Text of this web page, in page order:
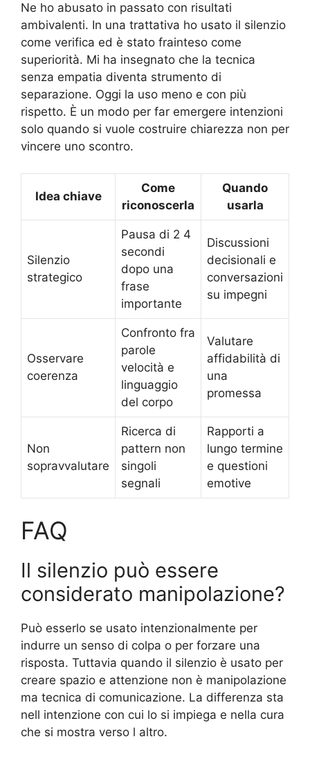
Ne ho abusato in passato con risultati
ambivalenti. In una trattativa ho usato il silenzio
come verifica ed è stato frainteso come
superiorità. Mi ha insegnato che la tecnica
senza empatia diventa strumento di
separazione. Oggi la uso meno e con più
rispetto. È un modo per far emergere intenzioni
solo quando si vuole costruire chiarezza non per
vincere uno scontro.
Idea chiave
Come
riconoscerla
Quando
usarla
Silenzio
strategico
Pausa di 2 4
secondi
dopo una
frase
importante
Discussioni
decisionali e
conversazioni
su impegni
Osservare
coerenza
Confronto fra
parole
velocità e
linguaggio
del corpo
Valutare
affidabilità di
una
promessa
Non
sopravvalutare
Ricerca di
pattern non
singoli
segnali
Rapporti a
lungo termine
e questioni
emotive
FAQ
Il silenzio può essere
considerato manipolazione?
Può esserlo se usato intenzionalmente per
indurre un senso di colpa o per forzare una
risposta. Tuttavia quando il silenzio è usato per
creare spazio e attenzione non è manipolazione
ma tecnica di comunicazione. La differenza sta
nell intenzione con cui lo si impiega e nella cura
che si mostra verso l altro.